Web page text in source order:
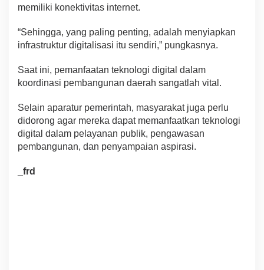
memiliki konektivitas internet.
“Sehingga, yang paling penting, adalah menyiapkan
infrastruktur digitalisasi itu sendiri,” pungkasnya.
Saat ini, pemanfaatan teknologi digital dalam
koordinasi pembangunan daerah sangatlah vital.
Selain aparatur pemerintah, masyarakat juga perlu
didorong agar mereka dapat memanfaatkan teknologi
digital dalam pelayanan publik, pengawasan
pembangunan, dan penyampaian aspirasi.
_frd